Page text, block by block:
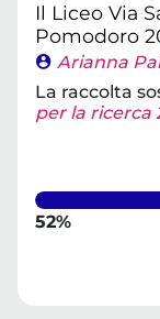
Il Liceo Via
Pomodoro
Arianna
La raccolta
per la ricerca
52%